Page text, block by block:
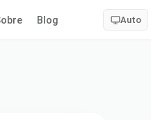
Blog Auto